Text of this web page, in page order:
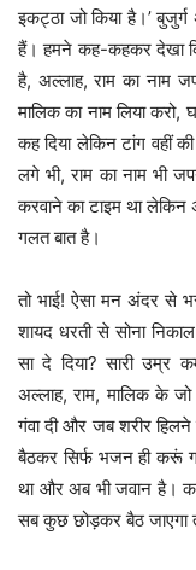
इकट्ठा जो किया है।’
हैं। हमने कह-कहकर देखा
है, अल्लाह, राम का नाम
मालिक का नाम लिया
कह दिया लेकिन टांग वहीं
लगे भी, राम का नाम भी
करवाने का टाइम था
गलत बात है।
तो भाई! ऐसा मन अंदर से
शायद धरती से सोना
सा दे दिया? सारी उम्र
अल्लाह, राम, मालिक के
गंवा दी और जब शरीर हिलने
बैठकर सिर्फ भजन ही करूं
था और अब भी जवान है।
सब कुछ छोड़कर बैठ जाएगा